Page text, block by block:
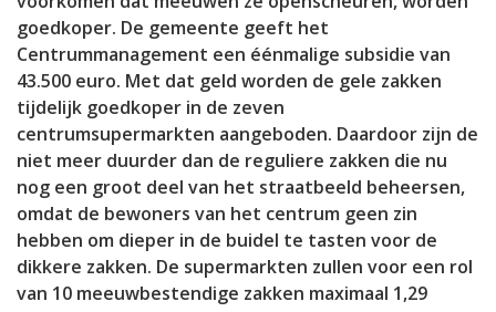
goedkoper. De gemeente geeft het
Centrummanagement een éénmalige subsidie van
43.500 euro. Met dat geld worden de gele zakken
tijdelijk goedkoper in de zeven
centrumsupermarkten aangeboden. Daardoor zijn de
niet meer duurder dan de reguliere zakken die nu
nog een groot deel van het straatbeeld beheersen,
omdat de bewoners van het centrum geen zin
hebben om dieper in de buidel te tasten voor de
dikkere zakken. De supermarkten zullen voor een rol
van 10 meeuwbestendige zakken maximaal 1,29